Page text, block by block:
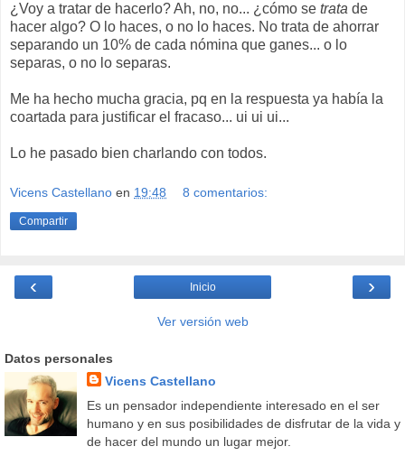
¿Voy a tratar de hacerlo? Ah, no, no... ¿cómo se trata de
hacer algo? O lo haces, o no lo haces. No trata de ahorrar
separando un 10% de cada nómina que ganes... o lo
separas, o no lo separas.
Me ha hecho mucha gracia, pq en la respuesta ya había la
coartada para justificar el fracaso... ui ui ui...
Lo he pasado bien charlando con todos.
Vicens Castellano en 19:48 8 comentarios:
Compartir
‹ ›
Inicio
Ver versión web
Datos personales
Vicens Castellano
Es un pensador independiente interesado en el ser
humano y en sus posibilidades de disfrutar de la vida y
de hacer del mundo un lugar mejor.